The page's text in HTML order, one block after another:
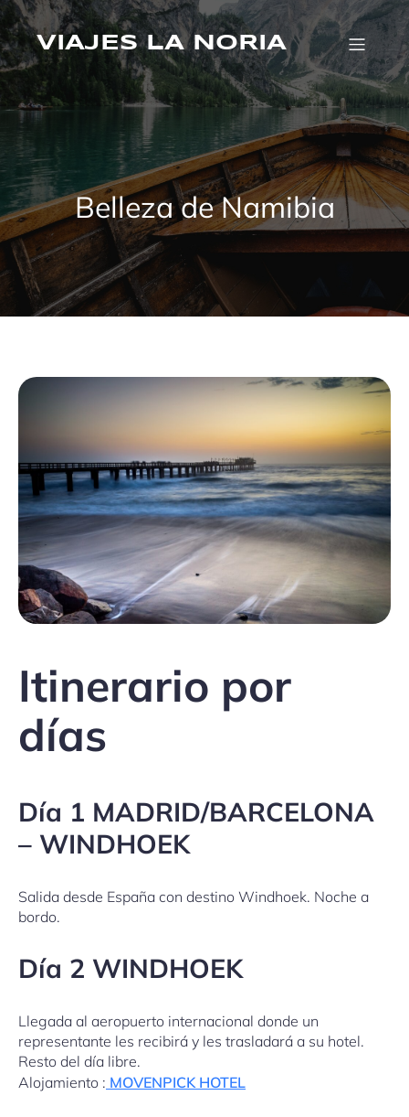
Saltar
al
contenidoVIAJES LA NORIA
Belleza de Namibia
Itinerario por
días
Día 1 MADRID/BARCELONA
– WINDHOEK
Salida desde España con destino Windhoek. Noche a
bordo.
Día 2 WINDHOEK
Llegada al aeropuerto internacional donde un
representante les recibirá y les trasladará a su hotel.
Resto del día libre.
Alojamiento : MOVENPICK HOTEL